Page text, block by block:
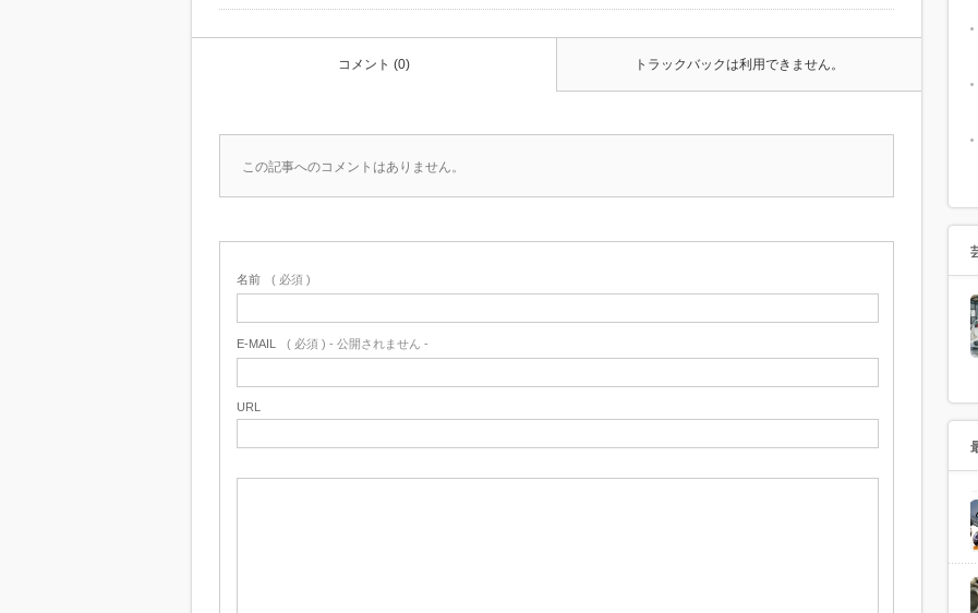
コメント (0) トラックバックは利用できません。
この記事へのコメントはありません。
名前 ( 必須 )
E-MAIL ( 必須 ) - 公開されません -
URL